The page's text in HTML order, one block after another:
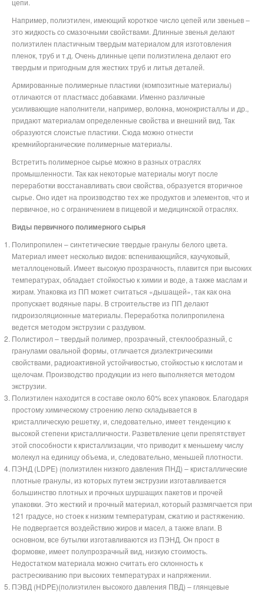
Например, полиэтилен, имеющий короткое число цепей или звеньев –
это жидкость со смазочными свойствами. Длинные звенья делают
полиэтилен пластичным твердым материалом для изготовления
пленок, труб и т.д. Очень длинные цепи полиэтилена делают его
твердым и пригодным для жестких труб и литья деталей.
Армированные полимерные пластики (композитные материалы)
отличаются от пластмасс добавками. Именно различные
усиливающие наполнители, например, волокна, монокристаллы и др.,
придают материалам определенные свойства и внешний вид. Так
образуются слоистые пластики. Сюда можно отнести
кремнийорганические полимерные материалы.
Встретить полимерное сырье можно в разных отраслях
промышленности. Так как некоторые материалы могут после
переработки восстанавливать свои свойства, образуется вторичное
сырье. Оно идет на производство тех же продуктов и элементов, что и
первичное, но с ограничением в пищевой и медицинской отраслях.
Виды первичного полимерного сырья
Полипропилен – синтетические твердые гранулы белого цвета.
Материал имеет несколько видов: вспенивающийся, каучуковый,
металлоценовый. Имеет высокую прозрачность, плавится при высоких
температурах, обладает стойкостью к химии и воде, а также маслам и
жирам. Упаковка из ПП может считаться «дышащей», так как она
пропускает водяные пары. В строительстве из ПП делают
гидроизоляционные материалы. Переработка полипропилена
ведется методом экструзии с раздувом.
Полистирол – твердый полимер, прозрачный, стеклообразный, с
гранулами овальной формы, отличается диэлектрическими
свойствами, радиоактивной устойчивостью, стойкостью к кислотам и
щелочам. Производство продукции из него выполняется методом
экструзии.
Полиэтилен находится в составе около 60% всех упаковок. Благодаря
простому химическому строению легко складывается в
кристаллическую решетку, и, следовательно, имеет тенденцию к
высокой степени кристалличности. Разветвление цепи препятствует
этой способности к кристаллизации, что приводит к меньшему числу
молекул на единицу объема, и, следовательно, меньшей плотности.
ПЭНД (LDPE) (полиэтилен низкого давления ПНД) – кристаллические
плотные гранулы, из которых путем экструзии изготавливается
большинство плотных и прочных шуршащих пакетов и прочей
упаковки. Это жесткий и прочный материал, который размягчается при
121 градусе, но стоек к низким температурам, сжатию и растяжению.
Не подвергается воздействию жиров и масел, а также влаги. В
основном, все бутылки изготавливаются из ПЭНД. Он прост в
формовке, имеет полупрозрачный вид, низкую стоимость.
Недостатком материала можно считать его склонность к
растрескиванию при высоких температурах и напряжении.
ПЭВД (HDPE)(полиэтилен высокого давления ПВД) – глянцевые